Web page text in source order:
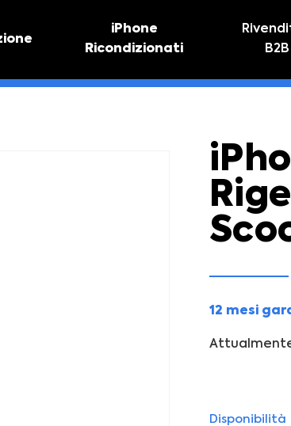
iPhone
Ricondizionati
B2B
RIPARAZIONE IPHONE
Sostituzione batteria
12 mesi
Disponibilità